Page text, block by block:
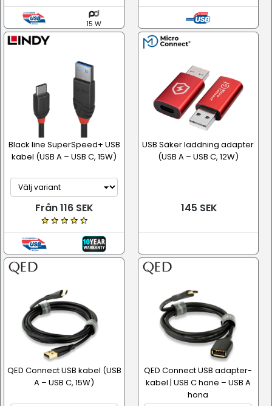
15 W
Black line SuperSpeed+ USB
kabel (USB A – USB C, 15W)
Från 116 SEK
USB Säker laddning adapter
(USB A – USB C, 12W)
145 SEK
QED Connect USB kabel (USB
A – USB C, 15W)
QED Connect USB adapter-
kabel | USB C hane – USB A
hona